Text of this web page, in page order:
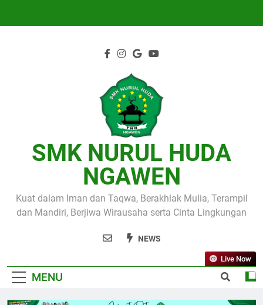
SMK NURUL HUDA
NGAWEN
Kuat dalam Iman dan Taqwa, Berakhlak Mulia, Terampil
dan Mandiri, Berjiwa Wirausaha serta Cinta Lingkungan
NEWS
MENU
Live Now